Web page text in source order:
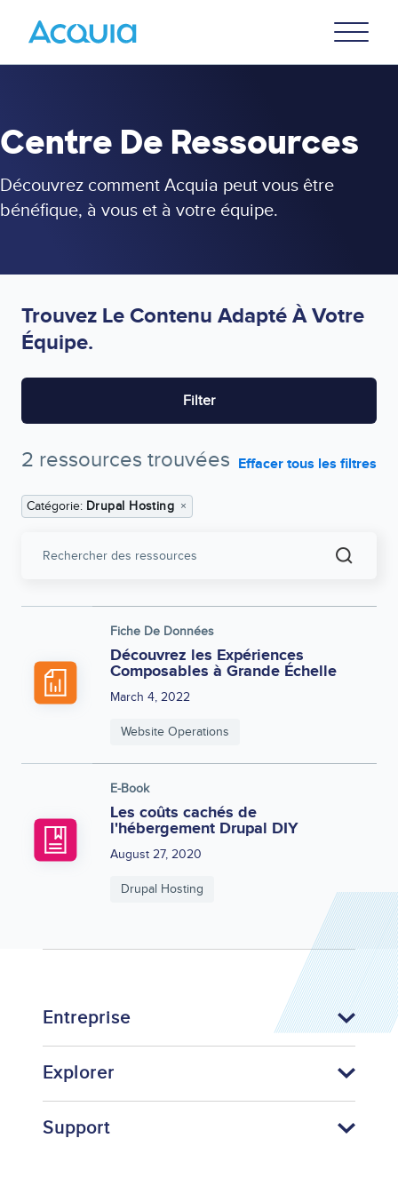
Menu
Centre De Ressources
Découvrez comment Acquia peut vous être
bénéfique, à vous et à votre équipe.
Trouvez Le Contenu Adapté À Votre
Équipe.
Filter
2 ressources trouvées Effacer tous les filtres
Catégorie: Drupal Hosting
Fiche De Données
Découvrez les Expériences
Composables à Grande Échelle
March 4, 2022
Website Operations
E-Book
Les coûts cachés de
l'hébergement Drupal DIY
August 27, 2020
Drupal Hosting
Entreprise
Explorer
Support